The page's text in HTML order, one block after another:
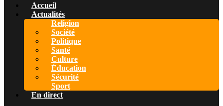
Accueil
Actualités
Religion
Société
Politique
Santé
Culture
Éducation
Sécurité
Sport
En direct